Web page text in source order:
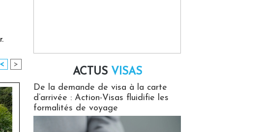
< >
ACTUS VISAS
De la demande de visa à la carte
d’arrivée : Action-Visas fluidifie les
formalités de voyage